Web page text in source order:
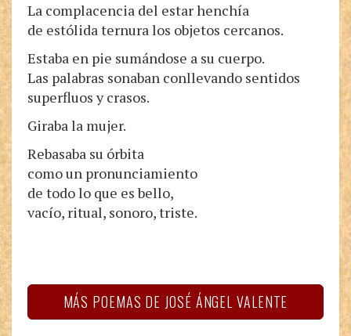
La complacencia del estar henchía
de estólida ternura los objetos cercanos.
Estaba en pie sumándose a su cuerpo.
Las palabras sonaban conllevando sentidos
superfluos y crasos.
Giraba la mujer.
Rebasaba su órbita
como un pronunciamiento
de todo lo que es bello,
vacío, ritual, sonoro, triste.
MÁS POEMAS DE JOSÉ ÁNGEL VALENTE